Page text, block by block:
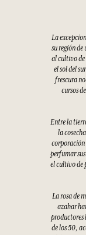
La
su región
al cultivo de
el sol del
frescura
cursos
Entre la
la
corporación
perfumar
el cultivo de
La rosa de
azahar
productores
de los 50,